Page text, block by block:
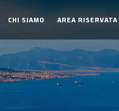
CHI SIAMO AREA RISERVATA